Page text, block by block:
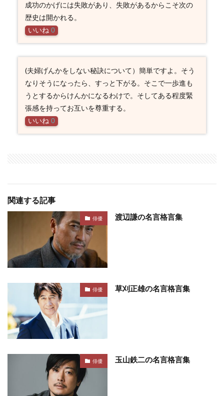
成功のかげには失敗があり、失敗があるからこそ次の
歴史は開かれる。
いいね 0
(夫婦げんかをしない秘訣について）簡単ですよ。そう
なりそうになったら、すっと下がる。そこで一歩進も
うとするからけんかになるわけで。そしてある程度緊
張感を持ってお互いを尊重する。
いいね 0
関連する記事
俳優 渡辺謙の名言格言集
俳優 草刈正雄の名言格言集
俳優 玉山鉄二の名言格言集